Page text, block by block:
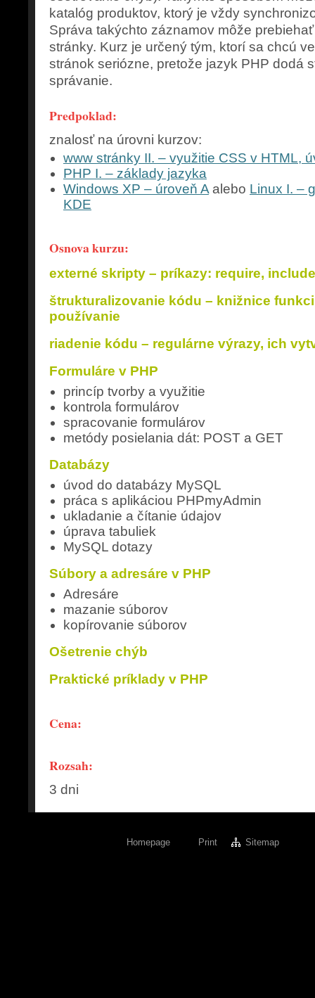
katalóg produktov, ktorý je vždy
Správa takýchto záznamov môže
stránky. Kurz je určený tým, ktorí sa chcú
stránok seriózne, pretože jazyk PHP dodá
správanie.
Predpoklad:
znalosť na úrovni kurzov:
www stránky II. – využitie CSS v HTML,
PHP I. – základy jazyka
Windows XP – úroveň A alebo Linux I. –
KDE
Osnova kurzu:
externé skripty – príkazy: require, include
štrukturalizovanie kódu – knižnice
používanie
riadenie kódu – regulárne výrazy, ich
Formuláre v PHP
princíp tvorby a využitie
kontrola formulárov
spracovanie formulárov
metódy posielania dát: POST a GET
Databázy
úvod do databázy MySQL
práca s aplikáciou PHPmyAdmin
ukladanie a čítanie údajov
úprava tabuliek
MySQL dotazy
Súbory a adresáre v PHP
Adresáre
mazanie súborov
kopírovanie súborov
Ošetrenie chýb
Praktické príklady v PHP
Cena:
Rozsah:
3 dni
Homepage Print Sitemap